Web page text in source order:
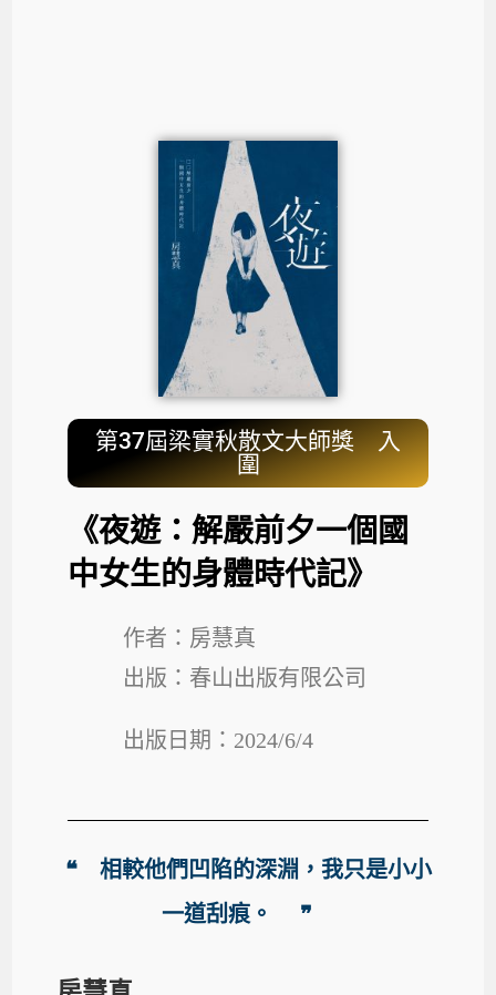
第37屆梁實秋散文大師獎 入
圍
《夜遊：解嚴前夕一個國
中女生的身體時代記》
作者：房慧真
出版：春山出版有限公司
出版日期：2024/6/4
❝ 相較他們凹陷的深淵，我只是小小
一道刮痕。 ❞